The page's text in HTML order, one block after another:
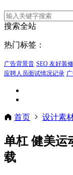
搜索全站
热门标签：
广告背景音 SEO 友好装
应聘人员面试情况记录
首页 设计素
单杠 健美运
载